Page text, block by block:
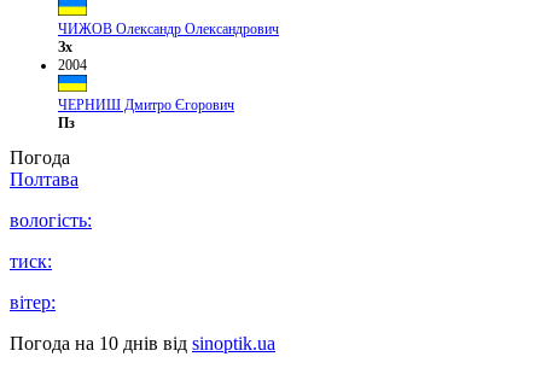
ЧИЖОВ Олександр Олександрович
Зх
2004
ЧЕРНИШ Дмитро Єгорович
Пз
Погода
Полтава
вологість:
тиск:
вітер:
Погода на 10 днів від sinoptik.ua